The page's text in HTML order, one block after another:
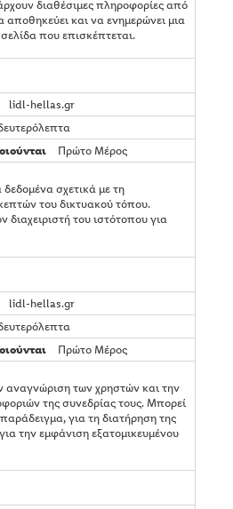
διαθέσιμες πληροφορίες από
αποθηκεύει και να ενημερώνει μια
που επισκέπτεται.
lidl-hellas.gr
Πρώτο Μέρος
σχετικά με τη
του δικτυακού τόπου.
διαχειριστή του ιστότοπου για
lidl-hellas.gr
Πρώτο Μέρος
αναγνώριση των χρηστών και την
της συνεδρίας τους. Μπορεί
για τη διατήρηση της
την εμφάνιση εξατομικευμένου